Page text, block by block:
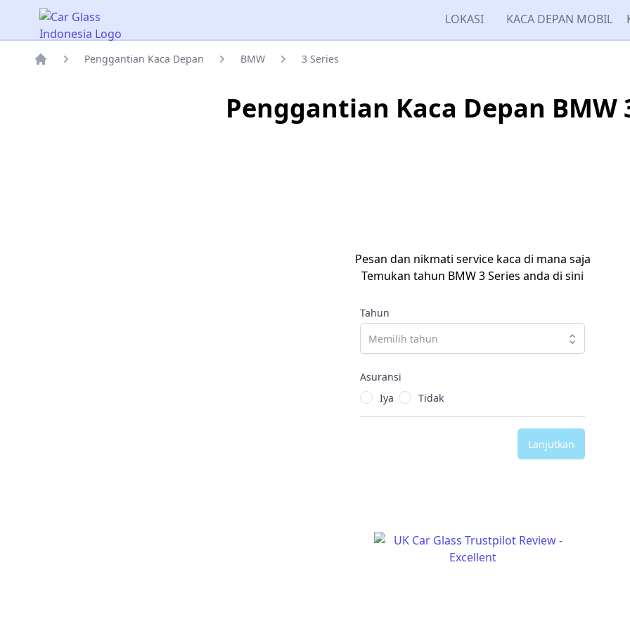
Car Glass Indonesia LOKASI KACA DEPAN MOBIL
Penggantian Kaca Depan BMW 3 Series
Penggantian Kaca Depan BMW
Pesan dan nikmati service kaca di mana saja
Temukan tahun BMW 3 Series anda di sini
Tahun
Asuransi
Iya
Tidak
Lanjutkan